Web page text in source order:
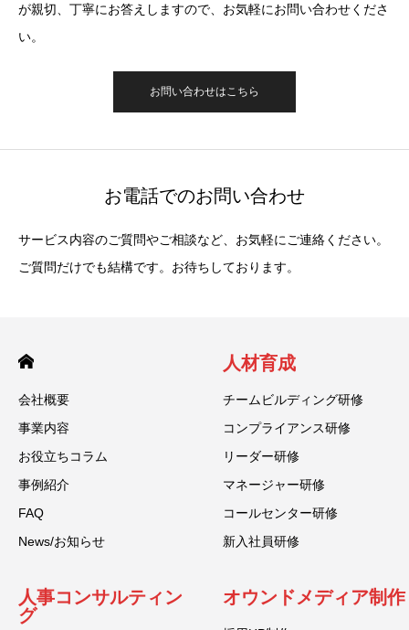
が親切、丁寧にお答えしますので、お気軽にお問い合わせくださ
い。
お問い合わせはこちら
お電話でのお問い合わせ
サービス内容のご質問やご相談など、お気軽にご連絡ください。
ご質問だけでも結構です。お待ちしております。
会社概要
事業内容
お役立ちコラム
事例紹介
FAQ
News/お知らせ
人材育成
チームビルディング研修
コンプライアンス研修
リーダー研修
マネージャー研修
コールセンター研修
新入社員研修
人事コンサルティン
グ
オウンドメディア制作